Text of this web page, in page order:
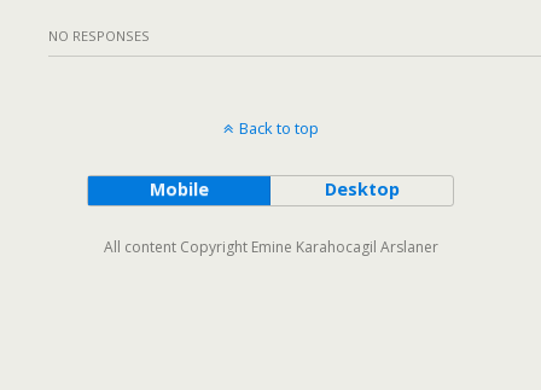
NO RESPONSES
Back to top
Mobile Desktop
All content Copyright Emine Karahocagil Arslaner